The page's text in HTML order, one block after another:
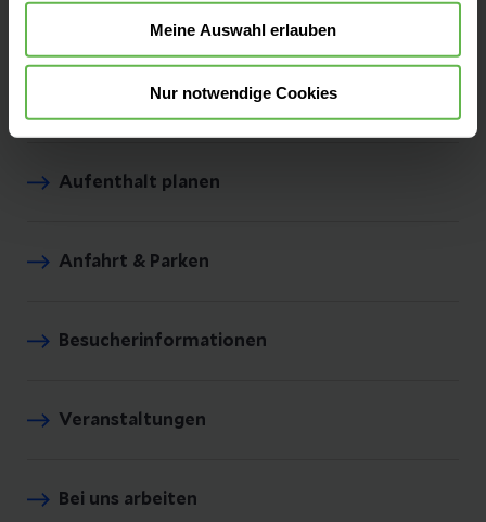
Meine Auswahl erlauben
Nur notwendige Cookies
Unsere Fachbereiche
Unsere Zentren
Aufenthalt planen
Anfahrt & Parken
Besucherinformationen
Veranstaltungen
Bei uns arbeiten